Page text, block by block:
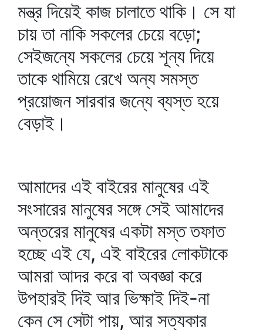
মন্ত্র দিয়েই কাজ চালাতে থাকি। সে যা
চায় তা নাকি সকলের চেয়ে বড়ো;
সেইজন্যে সকলের চেয়ে শূন্য দিয়ে
তাকে থামিয়ে রেখে অন্য সমস্ত
প্রয়োজন সারবার জন্যে ব্যস্ত হয়ে
বেড়াই।
আমাদের এই বাইরের মানুষের এই
সংসারের মানুষের সঙ্গে সেই আমাদের
অন্তরের মানুষের একটা মস্ত তফাত
হচ্ছে এই যে, এই বাইরের লোকটাকে
আমরা আদর করে বা অবজ্ঞা করে
উপহারই দিই আর ভিক্ষাই দিই-না
কেন সে সেটা পায়, আর সত্যকার